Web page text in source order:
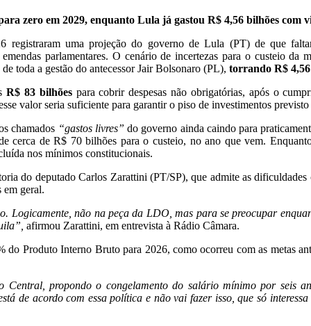
zero em 2029, enquanto Lula já gastou R$ 4,56 bilhões com
registraram uma projeção do governo de Lula (PT) de que
parlamentares. O cenário de incertezas para o custeio da
toda a gestão do antecessor Jair Bolsonaro (PL),torrando R$ 4,56
R$ 83 bilhõespara cobrir despesas não obrigatórias, após o
valor seria suficiente para garantir o piso de investimentos
chamados “gastos livres” do governo ainda caindo para
cerca de R$ 70 bilhões para o custeio, no ano que vem.
nos mínimos constitucionais.
do deputado Carlos Zarattini (PT/SP), que admite as dificuldades
em geral.
Logicamente, não na peça da LDO, mas para se preocupar
afirmou Zarattini, em entrevista à Rádio Câmara.
Produto Interno Bruto para 2026, como ocorreu com as metas
propondo o congelamento do salário mínimo por seis
de acordo com essa política e não vai fazer isso, que só